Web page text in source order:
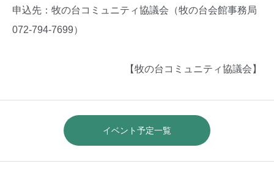
申込先：牧の台コミュニティ協議会（牧の台会館事務局
072-794-7699）
【牧の台コミュニティ協議会】
イベント予定一覧